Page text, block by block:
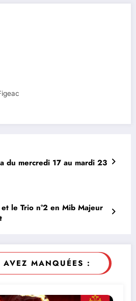
du mercredi 17 au mardi 23
le Trio n°2 en Mib Majeur
MANQUÉES :